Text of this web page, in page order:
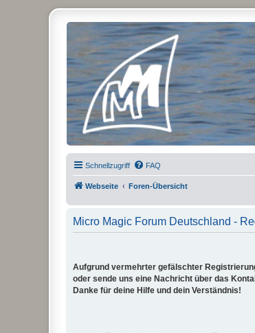
Micro Magic Forum
Schnellzugriff FAQ
Webseite Foren-Übersicht
Micro Magic Forum Deutschland -
Aufgrund vermehrter gefälschter
oder sende uns eine Nachricht über das
Danke für deine Hilfe und dein Verständnis!